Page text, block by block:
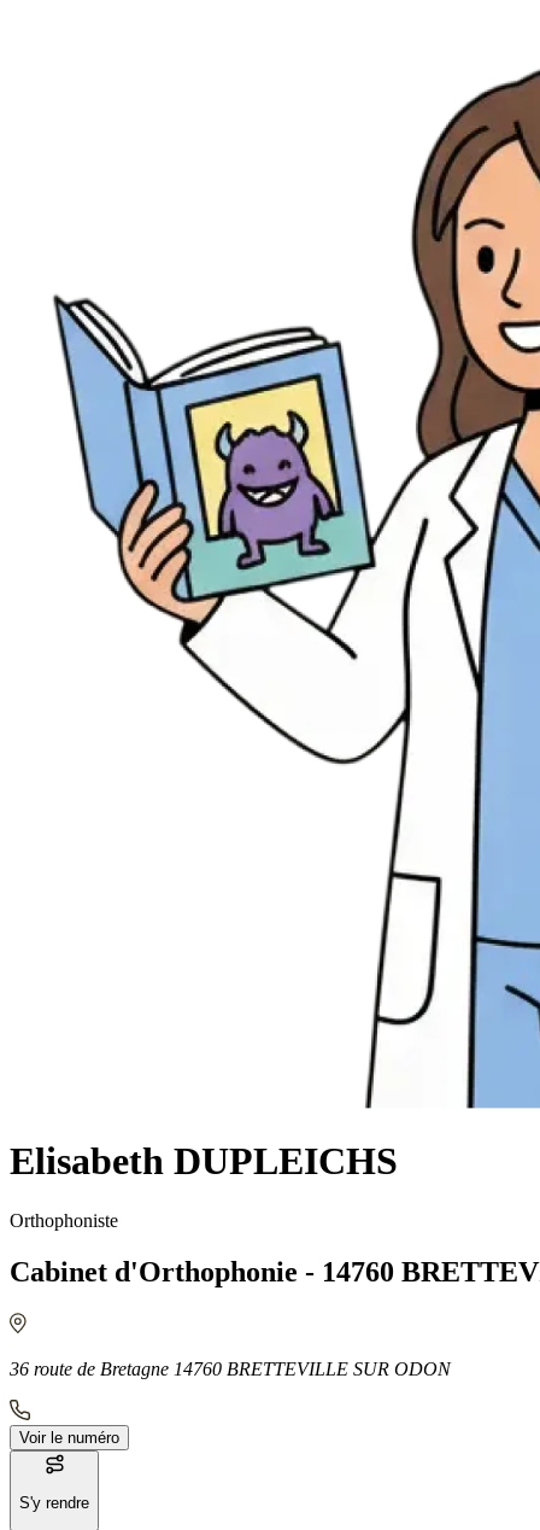
Elisabeth DUPLEICHS
Orthophoniste
Cabinet d'Orthophonie - 14760
36 route de Bretagne 14760 BRETTEVILLE SUR ODON
Voir le numéro
S'y rendre